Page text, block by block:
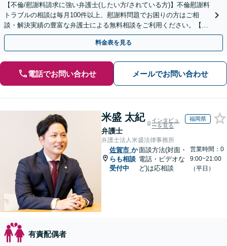
【不倫/慰謝料請求に強い弁護士(したい方/されている方)】不倫慰謝料
トラブルの相談は毎月100件以上、慰謝料問題でお困りの方はご相
談・解決実績の豊富な弁護士による無料相談をご利用ください。【不
倫相談は初回0円】【全国対応】
料金表を見る
電話でお問い合わせ メールでお問い合わせ
米盛 太紀
弁護士
インタビュ
ーを見る
福岡県
弁護士法人米盛法律事務所
佐賀市 か
らも相談
受付中
面談方法(対面・
電話・ビデオな
ど)は応相談
営業時間：0
9:00~21:00
（平日）
有責配偶者